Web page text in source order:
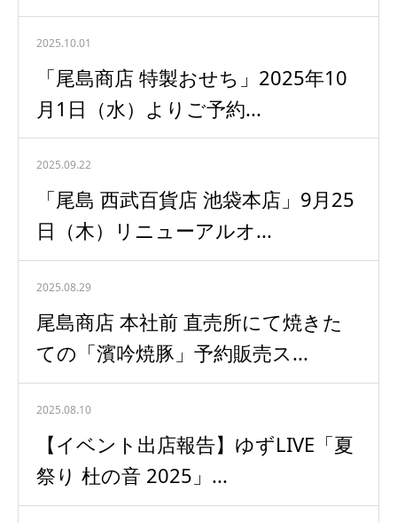
2025.10.01
「尾島商店 特製おせち」2025年10
月1日（水）よりご予約...
2025.09.22
「尾島 西武百貨店 池袋本店」9月25
日（木）リニューアルオ...
2025.08.29
尾島商店 本社前 直売所にて焼きた
ての「濱吟焼豚」予約販売ス...
2025.08.10
【イベント出店報告】ゆずLIVE「夏
祭り 杜の音 2025」...